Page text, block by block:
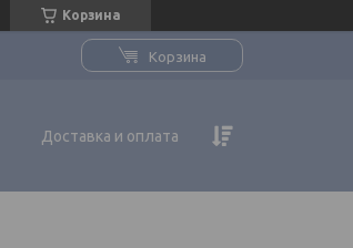
Корзина
Корзина
Доставка и оплата